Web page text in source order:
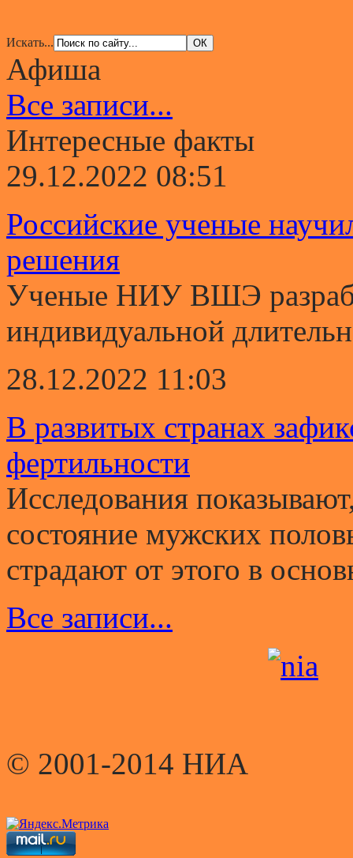
Искать...
Афиша
Все записи...
Интересные факты
29.12.2022 08:51
Российские ученые
решения
Ученые НИУ ВШЭ
индивидуальной
28.12.2022 11:03
В развитых странах
фертильности
Исследования
состояние мужских
страдают от этого в
Все записи...
© 2001-2014 НИА